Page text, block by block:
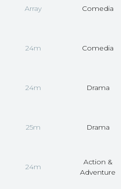
Array Comedia
24m Comedia
24m Drama
25m Drama
24m
Action &
Adventure